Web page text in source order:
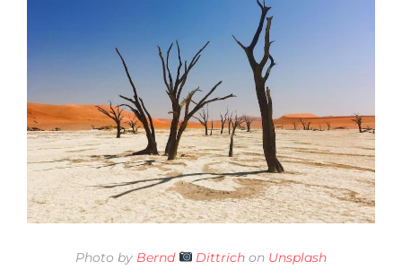
Photo by Bernd Dittrich on Unsplash